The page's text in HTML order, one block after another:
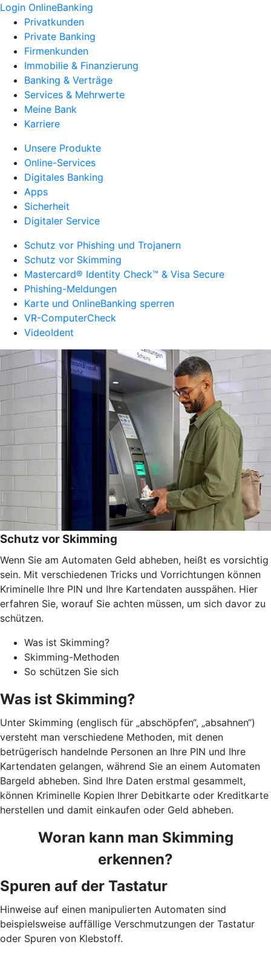
Login OnlineBanking
Privatkunden
Private Banking
Firmenkunden
Immobilie & Finanzierung
Banking & Verträge
Services & Mehrwerte
Meine Bank
Karriere
Unsere Produkte
Online-Services
Digitales Banking
Apps
Sicherheit
Digitaler Service
Schutz vor Phishing und Trojanern
Schutz vor Skimming
Mastercard® Identity Check™ & Visa Secure
Phishing-Meldungen
Karte und OnlineBanking sperren
VR-ComputerCheck
VideoIdent
Schutz vor Skimming
Wenn Sie am Automaten Geld abheben, heißt es vorsichtig
sein. Mit verschiedenen Tricks und Vorrichtungen können
Kriminelle Ihre PIN und Ihre Kartendaten ausspähen. Hier
erfahren Sie, worauf Sie achten müssen, um sich davor zu
schützen.
Was ist Skimming?
Skimming-Methoden
So schützen Sie sich
Was ist Skimming?
Unter Skimming (englisch für „abschöpfen“, „absahnen“)
versteht man verschiedene Methoden, mit denen
betrügerisch handelnde Personen an Ihre PIN und Ihre
Kartendaten gelangen, während Sie an einem Automaten
Bargeld abheben. Sind Ihre Daten erstmal gesammelt,
können Kriminelle Kopien Ihrer Debitkarte oder Kreditkarte
herstellen und damit einkaufen oder Geld abheben.
Woran kann man Skimming
erkennen?
Spuren auf der Tastatur
Hinweise auf einen manipulierten Automaten sind
beispielsweise auffällige Verschmutzungen der Tastatur
oder Spuren von Klebstoff.